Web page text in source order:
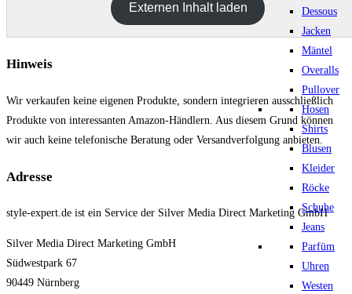
Dessous
Jacken
Mäntel
Overalls
Pullover
Hosen
Shirts
Blusen
Kleider
Röcke
Schuhe
Jeans
Parfüm
Uhren
Westen
Externen Inhalt laden
Hinweis
Wir verkaufen keine eigenen Produkte, sondern integrieren ausschließlich
Produkte von interessanten Amazon-Händlern. Aus diesem Grund können
wir auch keine telefonische Beratung oder Versandverfolgung anbieten.
Adresse
style-expert.de ist ein Service der Silver Media Direct Marketing GmbH
Silver Media Direct Marketing GmbH
Südwestpark 67
90449 Nürnberg